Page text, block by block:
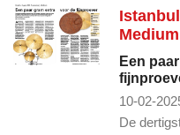
Medium
Een
10-02-
De